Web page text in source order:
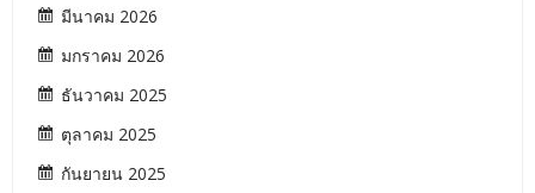
มีนาคม 2026
มกราคม 2026
ธันวาคม 2025
ตุลาคม 2025
กันยายน 2025